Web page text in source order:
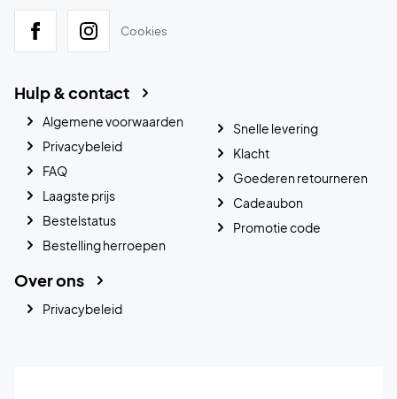
Cookies
Hulp & contact
Algemene voorwaarden
Privacybeleid
FAQ
Laagste prijs
Bestelstatus
Bestelling herroepen
Snelle levering
Klacht
Goederen retourneren
Cadeaubon
Promotie code
Over ons
Privacybeleid